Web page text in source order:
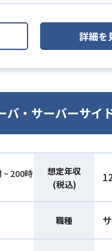
詳細を
バ・サーバーサイ
~ 200時
想定年収
(税込)
職種